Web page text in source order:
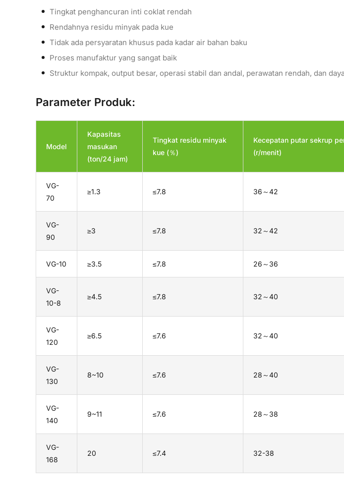
Tingkat penghancuran inti coklat rendah
Rendahnya residu minyak pada kue
Tidak ada persyaratan khusus pada kadar air bahan baku
Proses manufaktur yang sangat baik
Struktur kompak, output besar, operasi stabil dan andal, perawatan rendah, dan
Parameter Produk:
Model
Kapasitas
masukan
(ton/24 jam)
Tingkat residu minyak
kue (％)
Kecepatan putar sekrup
(r/menit)
VG-
70
≥1.3 ≤7.8 36～42
VG-
90
≥3 ≤7.8 32～42
VG-10 ≥3.5 ≤7.8 26～36
VG-
10-8
≥4.5 ≤7.8 32～40
VG-
120
≥6.5 ≤7.6 32～40
VG-
130
8~10 ≤7.6 28～40
VG-
140
9~11 ≤7.6 28～38
VG-
168
20 ≤7.4 32-38